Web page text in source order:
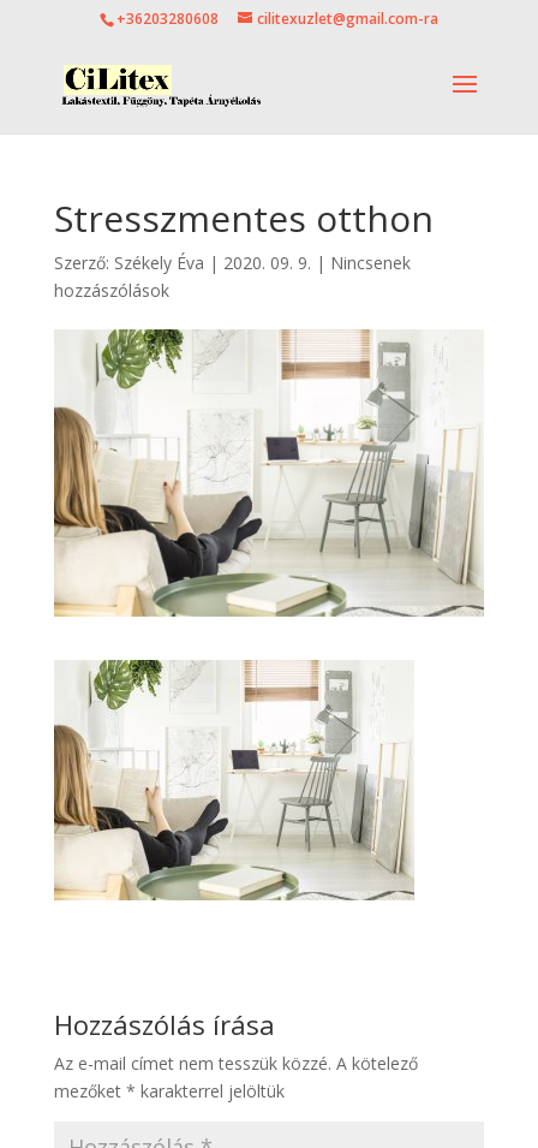
+36203280608 cilitexuzlet@gmail.com-ra
Stresszmentes otthon
Szerző: Székely Éva | 2020. 09. 9. | Nincsenek
hozzászólások
Hozzászólás írása
Az e-mail címet nem tesszük közzé. A kötelező
mezőket * karakterrel jelöltük